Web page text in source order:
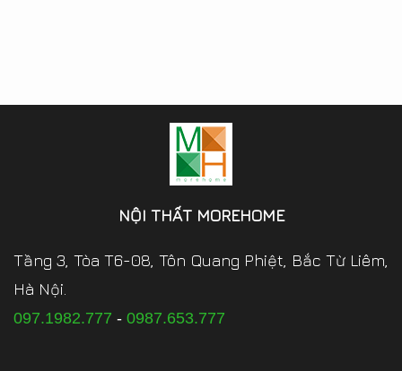
NỘI THẤT MOREHOME
Tầng 3, Tòa T6-08, Tôn Quang Phiệt, Bắc Từ Liêm,
Hà Nội.
097.1982.777 - 0987.653.777